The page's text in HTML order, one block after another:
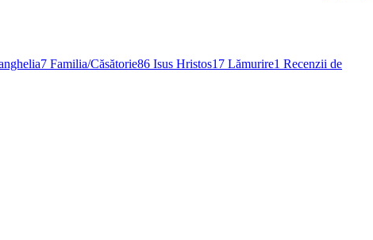
7 Familia/Căsătorie86 Isus Hristos17 Lămurire1 Recenzii de